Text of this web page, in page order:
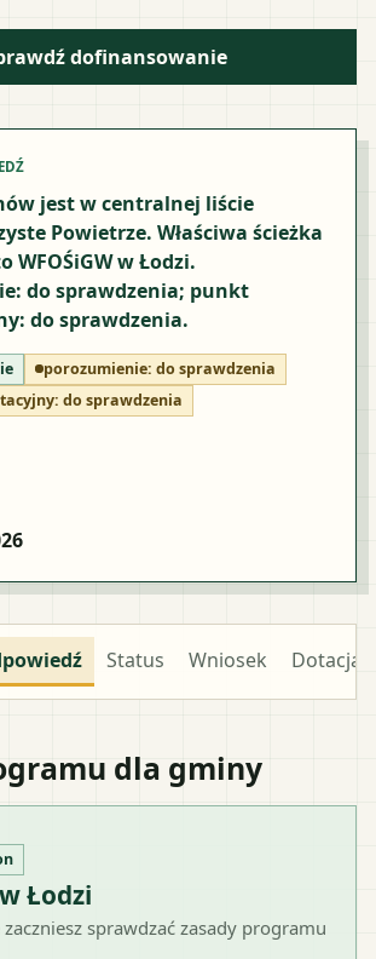
dofinansowanie
jest w centralnej liście
Powietrze. Właściwa ścieżka
WFOŚiGW w Łodzi.
do sprawdzenia; punkt
do sprawdzenia.
porozumienie: do sprawdzenia
do sprawdzenia
Status Wniosek Dotacja
dla gminy
Łodzi
sprawdzać zasady programu